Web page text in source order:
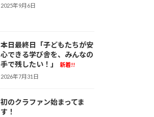
2025年9月6日
本日最終日「子どもたちが安
心できる学び舎を、みんなの
手で残したい！」
新着!!
2026年7月31日
初のクラファン始まってま
す！